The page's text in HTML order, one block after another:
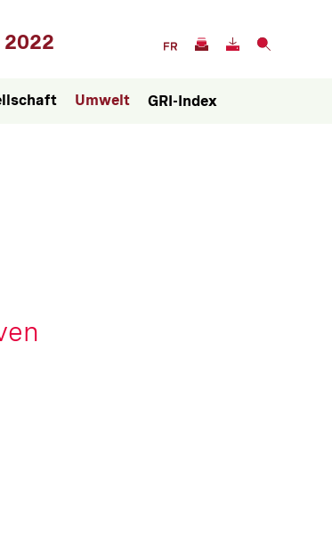
Umwelt GRI-Index
Servicenavigation